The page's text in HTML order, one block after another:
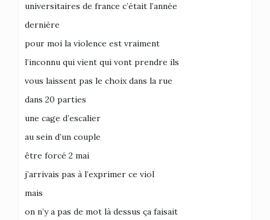
universitaires de france c’était l’année
dernière
pour moi la violence est vraiment
l’inconnu qui vient qui vont prendre ils
vous laissent pas le choix dans la rue
dans 20 parties
une cage d’escalier
au sein d’un couple
être forcé 2 mai
j’arrivais pas à l’exprimer ce viol
mais
on n’y a pas de mot là dessus ça faisait